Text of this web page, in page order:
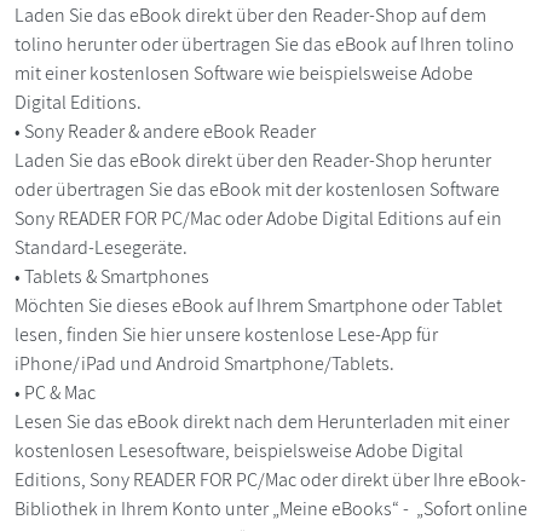
Laden Sie das eBook direkt über den Reader-Shop auf dem
tolino herunter oder übertragen Sie das eBook auf Ihren tolino
mit einer kostenlosen Software wie beispielsweise Adobe
Digital Editions.
• Sony Reader & andere eBook Reader
Laden Sie das eBook direkt über den Reader-Shop herunter
oder übertragen Sie das eBook mit der kostenlosen Software
Sony READER FOR PC/Mac oder Adobe Digital Editions auf ein
Standard-Lesegeräte.
• Tablets & Smartphones
Möchten Sie dieses eBook auf Ihrem Smartphone oder Tablet
lesen, finden Sie hier unsere kostenlose Lese-App für
iPhone/iPad und Android Smartphone/Tablets.
• PC & Mac
Lesen Sie das eBook direkt nach dem Herunterladen mit einer
kostenlosen Lesesoftware, beispielsweise Adobe Digital
Editions, Sony READER FOR PC/Mac oder direkt über Ihre eBook-
Bibliothek in Ihrem Konto unter „Meine eBooks“ - „Sofort online